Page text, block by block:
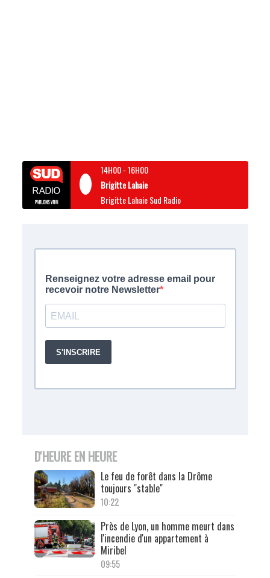
14H00-16H00
Brigitte Lahaie
Brigitte Lahaie Sud Radio
D'HEURE EN HEURE
Le feu de forêt dans la Drôme
toujours "stable"
10:22
Près de Lyon, un homme meurt dans
l'incendie d'un appartement à
Miribel
09:55